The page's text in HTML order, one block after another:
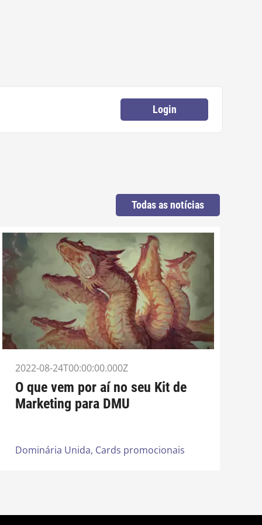
Login
Todas as notícias
2022-08-24T00:00:00.000Z
O que vem por aí no seu Kit de
Marketing para DMU
Dominária Unida, Cards promocionais